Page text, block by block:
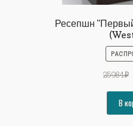
Ресепшн
25984₽
В